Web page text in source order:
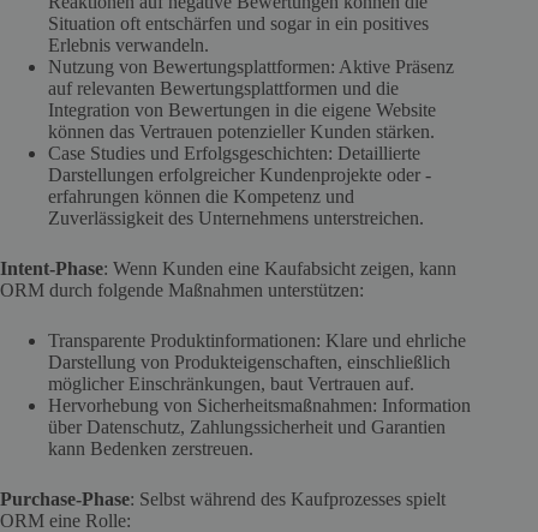
Situation oft entschärfen und sogar in ein positives
Erlebnis verwandeln.
Nutzung von Bewertungsplattformen: Aktive Präsenz
auf relevanten Bewertungsplattformen und die
Integration von Bewertungen in die eigene Website
können das Vertrauen potenzieller Kunden stärken.
Case Studies und Erfolgsgeschichten: Detaillierte
Darstellungen erfolgreicher Kundenprojekte oder -
erfahrungen können die Kompetenz und
Zuverlässigkeit des Unternehmens unterstreichen.
Intent-Phase: Wenn Kunden eine Kaufabsicht zeigen, kann
ORM durch folgende Maßnahmen unterstützen:
Transparente Produktinformationen: Klare und ehrliche
Darstellung von Produkteigenschaften, einschließlich
möglicher Einschränkungen, baut Vertrauen auf.
Hervorhebung von Sicherheitsmaßnahmen: Information
über Datenschutz, Zahlungssicherheit und Garantien
kann Bedenken zerstreuen.
Purchase-Phase: Selbst während des Kaufprozesses spielt
ORM eine Rolle: